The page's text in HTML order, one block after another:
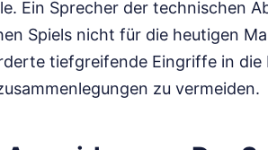
Ein Sprecher der technischen
Spiels nicht für die heutigen
tiefgreifende Eingriffe in die
zu vermeiden.